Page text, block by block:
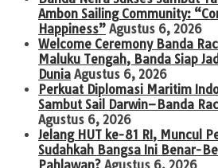
Ambon Sailing Community:
Happiness” Agustus 6, 2026
Welcome Ceremony Banda
Maluku Tengah, Banda Siap
Dunia Agustus 6, 2026
Perkuat Diplomasi Maritim
Sambut Sail Darwin–Banda
Agustus 6, 2026
Jelang HUT ke-81 RI, Muncul
Sudahkah Bangsa Ini Benar-
Pahlawan? Agustus 6, 2026